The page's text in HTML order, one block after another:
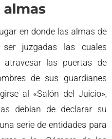
almas
en donde las almas de
juzgadas las cuales
atravesar las puertas de
de sus guardianes
al «Salón del Juicio»,
debían de declarar su
serie de entidades para